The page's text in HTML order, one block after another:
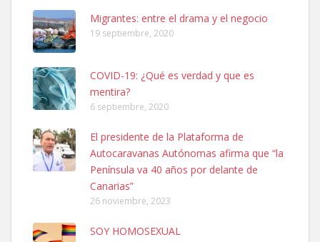
06/07/2025 ZONA MESA Y LOPEZ. ES MUY ASUSTADIZO
Leales.org » Gran Canaria
Ninfa perdida
El día 5 se los perdió una ninfa papillera, asustada tiene miedo a la
calle, se perdió por la zon...
Leales.org » Gran Canaria
Migrantes: entre el drama y el negocio
19 septiembre, 2020
COVID-19: ¿Qué es verdad y que es
mentira?
6 septiembre, 2020
El presidente de la Plataforma de
Autocaravanas Autónomas afirma que “la
Península va 40 años por delante de
Canarias”
26 noviembre, 2023
SOY HOMOSEXUAL